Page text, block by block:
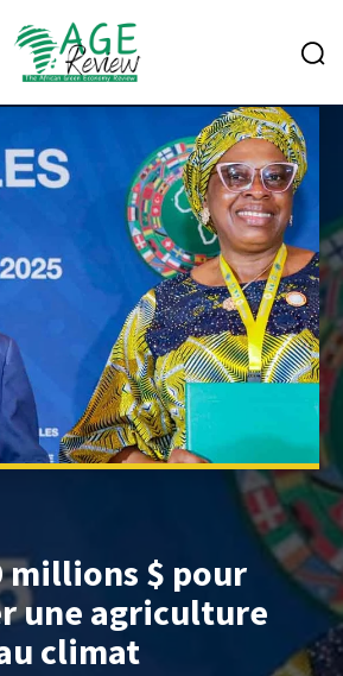
millions $ pour
une agriculture
climat